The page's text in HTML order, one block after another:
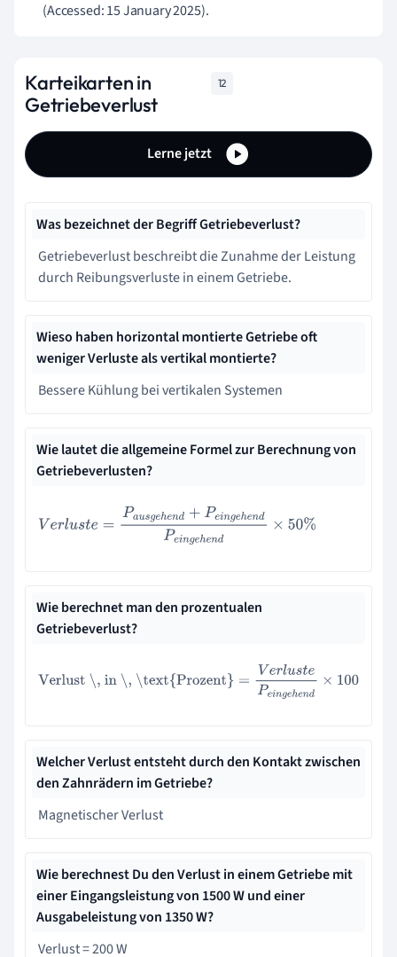
(Accessed: 15 January 2025).
Karteikarten in
Getriebeverlust
12
Lerne jetzt
Was bezeichnet der Begriff Getriebeverlust?
Getriebeverlust beschreibt die Zunahme der Leistung
durch Reibungsverluste in einem Getriebe.
Wieso haben horizontal montierte Getriebe oft
weniger Verluste als vertikal montierte?
Bessere Kühlung bei vertikalen Systemen
Wie lautet die allgemeine Formel zur Berechnung von
Getriebeverlusten?
Verluste=P sgehend+Pein gehendPei ge hend
Wie berechnet man den prozentualen
Getriebeverlust?
Verlust \, in \, \text{Prozent}=Verlust ePeingehen d× 100
Welcher Verlust entsteht durch den Kontakt zwischen
den Zahnrädern im Getriebe?
Magnetischer Verlust
Wie berechnest Du den Verlust in einem Getriebe mit
einer Eingangsleistung von 1500 W und einer
Ausgabeleistung von 1350 W?
Verlust = 200 W